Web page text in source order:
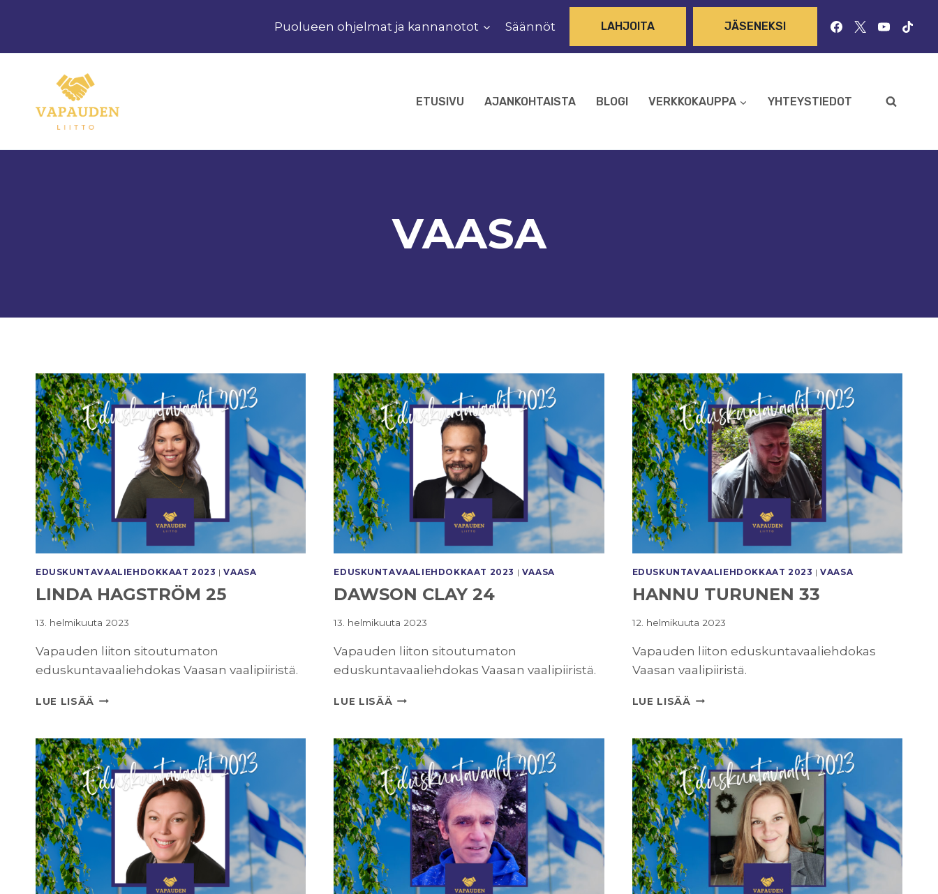
Puolueen ohjelmat ja kannanotot Säännöt LAHJOITA JÄSENEKSI
ETUSIVU AJANKOHTAISTA BLOGI VERKKOKAUPPA YHTEYSTIEDOT
VAASA
EDUSKUNTAVAALI­EHDOKKAAT 2023 |VAASA
LINDA HAGSTRÖM 25
13. helmikuuta 2023
Vapauden liiton sitoutumaton
eduskuntavaaliehdokas Vaasan vaalipiiristä.
LUE LISÄÄ LINDA
EDUSKUNTAVAALI­EHDOKKAAT 2023 | VAASA
DAWSON CLAY 24
13. helmikuuta 2023
Vapauden liiton sitoutumaton
eduskuntavaaliehdokas Vaasan vaalipiiristä.
LUE LISÄÄ DAWSON
EDUSKUNTAVAALI­EHDOKKAAT 2023 |VAASA
HANNU TURUNEN 33
12. helmikuuta 2023
Vapauden liiton eduskuntavaaliehdokas
Vaasan vaalipiiristä.
LUE LISÄÄ HANNU